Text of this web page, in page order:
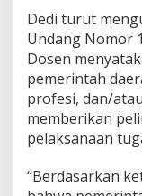
Dedi turut
Undang Nomor
Dosen
pemerintah
profesi, dan/
memberikan
pelaksanaan
“Berdasarkan